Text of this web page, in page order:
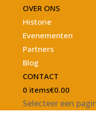
OVER ONS
Historie
Evenementen
Partners
Blog
CONTACT
0 items€0.00
Selecteer een